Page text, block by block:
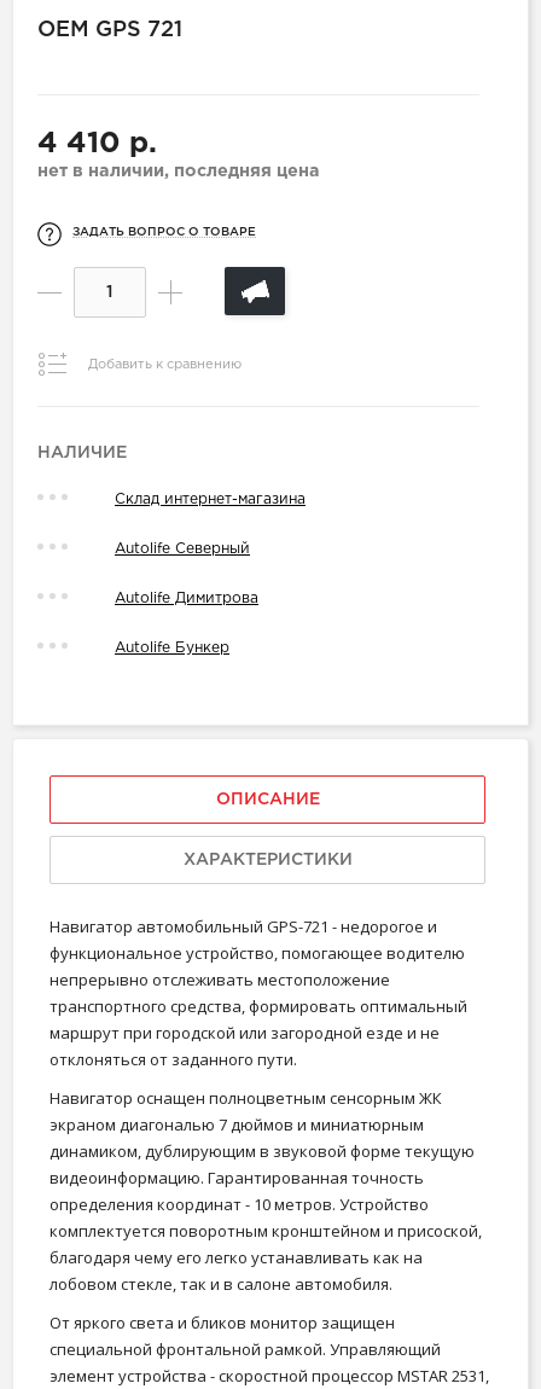
OEM GPS 721
4 410 р.
нет в наличии, последняя цена
ЗАДАТЬ ВОПРОС О ТОВАРЕ
Добавить к сравнению
НАЛИЧИЕ
Склад интернет-магазина
Autolife Северный
Autolife Димитрова
Autolife Бункер
ОПИСАНИЕ
ХАРАКТЕРИСТИКИ
Навигатор автомобильный GPS-721 - недорогое и
функциональное устройство, помогающее водителю
непрерывно отслеживать местоположение
транспортного средства, формировать оптимальный
маршрут при городской или загородной езде и не
отклоняться от заданного пути.
Навигатор оснащен полноцветным сенсорным ЖК
экраном диагональю 7 дюймов и миниатюрным
динамиком, дублирующим в звуковой форме текущую
видеоинформацию. Гарантированная точность
определения координат - 10 метров. Устройство
комплектуется поворотным кронштейном и присоской,
благодаря чему его легко устанавливать как на
лобовом стекле, так и в салоне автомобиля.
От яркого света и бликов монитор защищен
специальной фронтальной рамкой. Управляющий
элемент устройства - скоростной процессор MSTAR 2531,